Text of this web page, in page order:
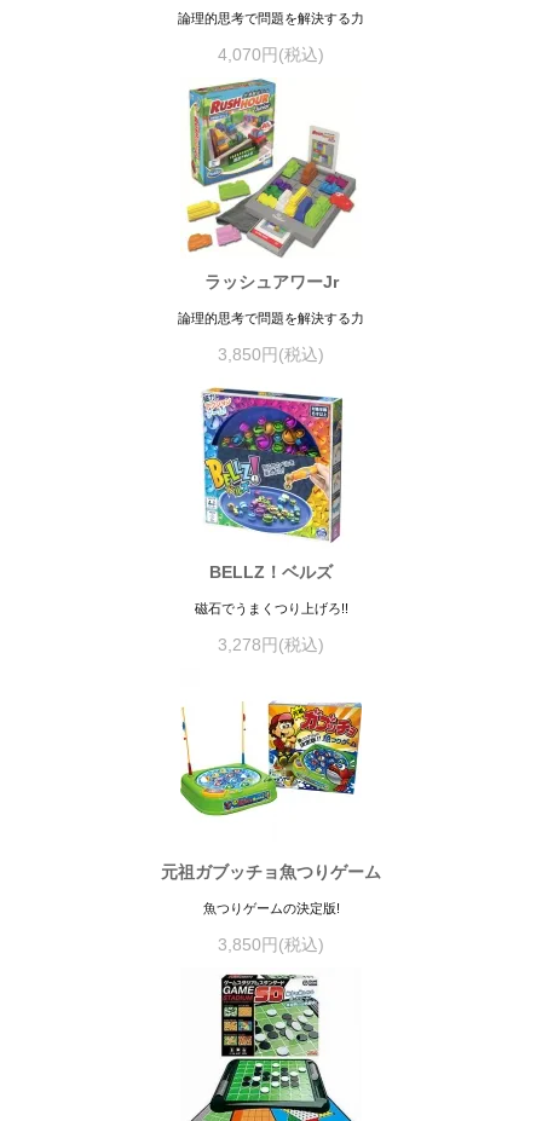
論理的思考で問題を解決する力
4,070円(税込)
ラッシュアワーJr
論理的思考で問題を解決する力
3,850円(税込)
BELLZ！ベルズ
磁石でうまくつり上げろ!!
3,278円(税込)
元祖ガブッチョ魚つりゲーム
魚つりゲームの決定版!
3,850円(税込)